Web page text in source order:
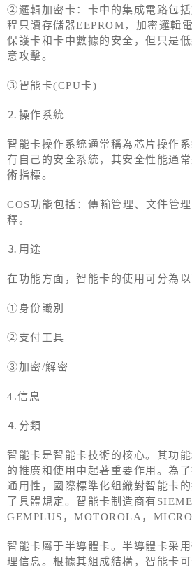
②邏輯加密卡：卡中的集成電路包
程只讀存儲器EEPROM，加密邏輯
保護卡和卡中數據的安全，但只是
意攻擊。
③智能卡(CPU卡)
⒉操作系統
智能卡操作系統通常稱為芯片操作
有自己的安全系統，其安全性能通
術指標。
COS功能包括：傳輸管理、文件管
釋。
⒊用途
在功能方面，智能卡的使用可分為以
①身份識別
②支付工具
③加密/解密
4.信息
⒋分類
智能卡是智能卡技術的核心。其功
的推廣和使用中起著重要作用。為
通用性，國際標準化組織對智能卡
了具體規定。智能卡制造商有
GEMPLUS，MOTOROLA，
智能卡屬于半導體卡。半導體卡采
理信息。根據其組成結構，智能卡